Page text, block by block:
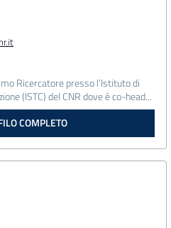
Ricercatore presso l’Istituto di
(ISTC) del CNR dove è co-head...
COMPLETO